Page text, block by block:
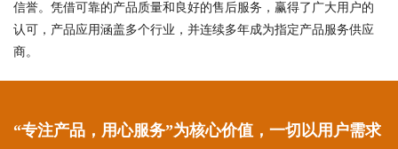
信誉。凭借可靠的产品质量和良好的售后服务，赢得了广大用户的
认可，产品应用涵盖多个行业，并连续多年成为指定产品服务供应
商。
“专注产品，用心服务”为核心价值，一切以用户需求